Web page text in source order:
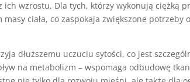
wzrostu. Dla tych, którzy wykonują ciężką
masy ciała, co zaspokaja zwiększone potrzeby
dłuższemu uczuciu sytości, co jest
na metabolizm – wspomaga odbudowę